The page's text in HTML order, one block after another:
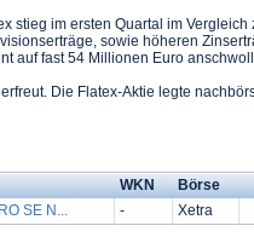
stieg im ersten Quartal im
sowie höheren
auf fast 54 Millionen Euro
Die Flatex-Aktie legte
WKN Börse
SE N...
- Xetra